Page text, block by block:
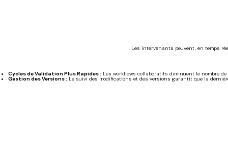
Les intervenants peuvent, en temps
Cycles de Validation Plus Rapides : Les workflows collaboratifs diminuent le nombre
Gestion des Versions : Le suivi des modifications et des versions garantit que la